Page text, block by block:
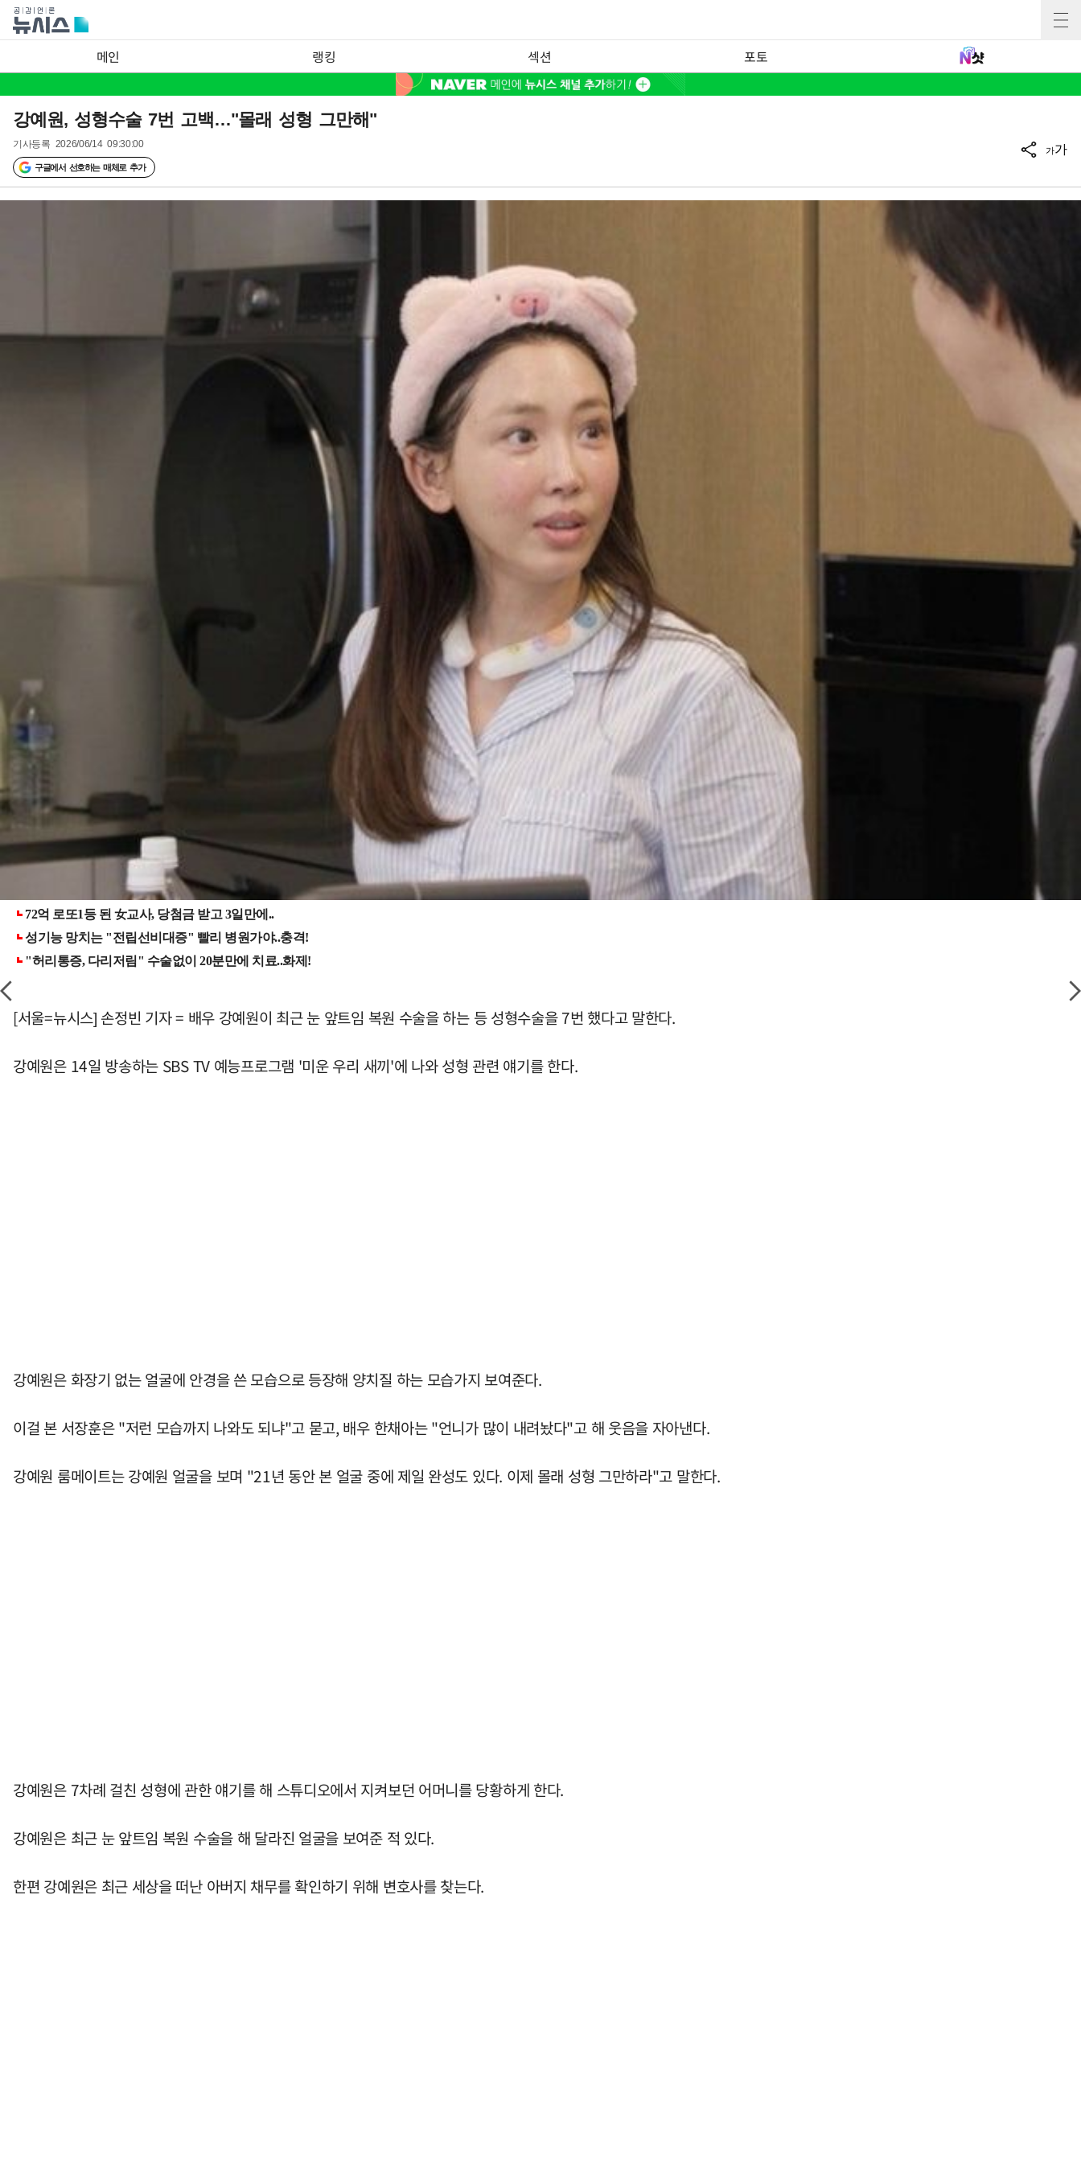
메인 랭킹 섹션 포토
강예원, 성형수술 7번 고백…"몰래 성형 그만해"
기사등록 2026/06/14 09:30:00
구글에서 선호하는 매체로 추가
가가
[서울=뉴시스] 손정빈 기자 = 배우 강예원이 최근 눈 앞트임 복원 수술을 하는 등 성형수술을 7번 했다고 말한다.
강예원은 14일 방송하는 SBS TV 예능프로그램 '미운 우리 새끼'에 나와 성형 관련 얘기를 한다.
강예원은 화장기 없는 얼굴에 안경을 쓴 모습으로 등장해 양치질 하는 모습가지 보여준다.
이걸 본 서장훈은 "저런 모습까지 나와도 되냐"고 묻고, 배우 한채아는 "언니가 많이 내려놨다"고 해 웃음을 자아낸다.
강예원 룸메이트는 강예원 얼굴을 보며 "21년 동안 본 얼굴 중에 제일 완성도 있다. 이제 몰래 성형 그만하라"고 말한다.
강예원은 7차례 걸친 성형에 관한 얘기를 해 스튜디오에서 지켜보던 어머니를 당황하게 한다.
강예원은 최근 눈 앞트임 복원 수술을 해 달라진 얼굴을 보여준 적 있다.
한편 강예원은 최근 세상을 떠난 아버지 채무를 확인하기 위해 변호사를 찾는다.